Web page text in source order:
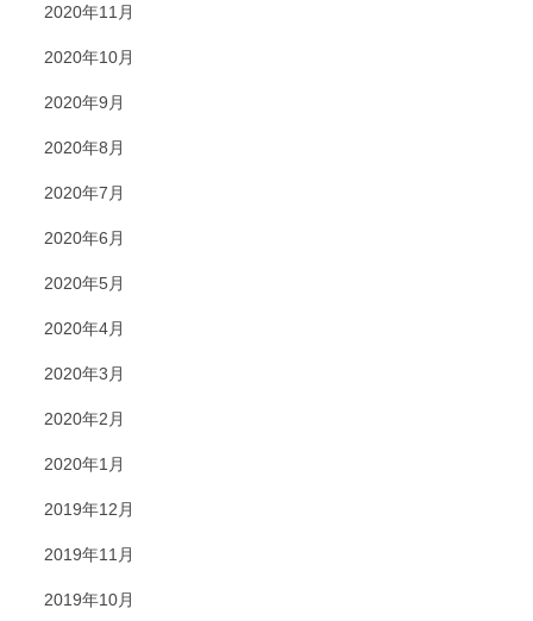
2020年11月
2020年10月
2020年9月
2020年8月
2020年7月
2020年6月
2020年5月
2020年4月
2020年3月
2020年2月
2020年1月
2019年12月
2019年11月
2019年10月